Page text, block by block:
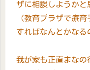
ザに相談しようかと
（教育プラザで療
すればなんとかなる
我が家も正直まなの